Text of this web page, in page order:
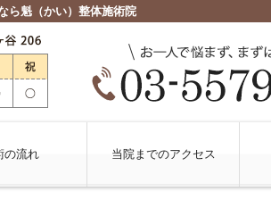
ら魁（かい）整体施術院
の流れ 当院までのアクセス